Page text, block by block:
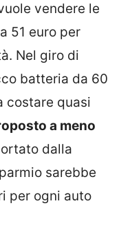
vendere le
51 euro per
Nel giro di
batteria da 60
costare quasi
a meno
dalla
sarebbe
per ogni auto